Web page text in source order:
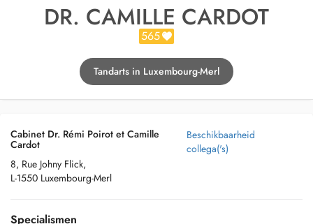
DR. CAMILLE CARDOT
565
Tandarts in Luxembourg-Merl
Cabinet Dr. Rémi Poirot et Camille
Cardot
8, Rue Johny Flick,
L-1550 Luxembourg-Merl
Beschikbaarheid
collega('s)
Specialismen